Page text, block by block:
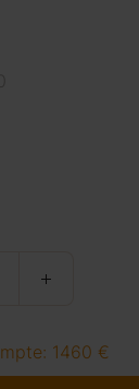
1460 €